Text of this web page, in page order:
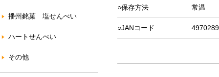
播州銘菓 塩せんべい
ハートせんべい
その他
○保存方法 常温
○JANコード